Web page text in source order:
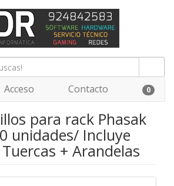
Acceso Contacto 0
para rack Phasak
unidades/ Incluye
+ Arandelas